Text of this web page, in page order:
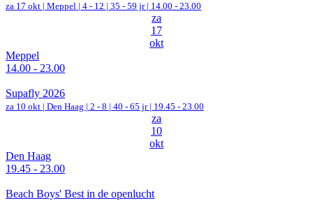
za 17 okt | Meppel | 4 - 12 | 35 - 59 jr | 14.00 - 23.00
za
17
okt
Meppel
14.00 - 23.00
Supafly 2026
za 10 okt | Den Haag | 2 - 8 | 40 - 65 jr | 19.45 - 23.00
za
10
okt
Den Haag
19.45 - 23.00
Beach Boys' Best in de openlucht